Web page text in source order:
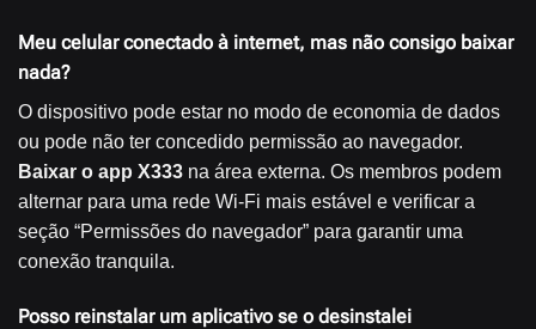
Meu celular conectado à internet, mas não consigo baixar
nada?
O dispositivo pode estar no modo de economia de dados
ou pode não ter concedido permissão ao navegador.
Baixar o app X333 na área externa. Os membros podem
alternar para uma rede Wi-Fi mais estável e verificar a
seção “Permissões do navegador” para garantir uma
conexão tranquila.
Posso reinstalar um aplicativo se o desinstalei